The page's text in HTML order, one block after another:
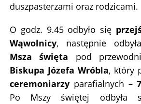
duszpasterzami oraz rodzicami.
O godz. 9.45 odbyło się
Wąwolnicy, następnie
Msza święta pod
Biskupa Józefa Wróbla, który
ceremoniarzy parafialnych –
Po Mszy świętej odbyła